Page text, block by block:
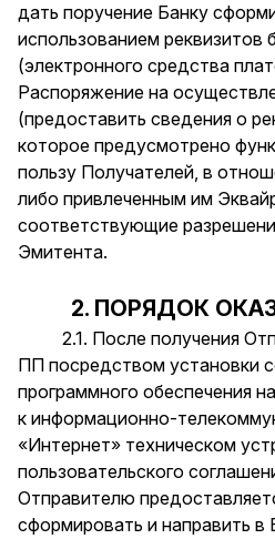
дать поручение Банку
использованием реквизитов
(электронного средства
Распоряжение на
(предоставить сведения о
которое предусмотрено
пользу Получателей, в
либо привлеченным им
соответствующие
Эмитента.
2. ПОРЯДОК
2.1. После получения
ПП посредством установки
программного обеспечения
к информационно-
«Интернет» техническом
пользовательского
Отправителю
сформировать и направить